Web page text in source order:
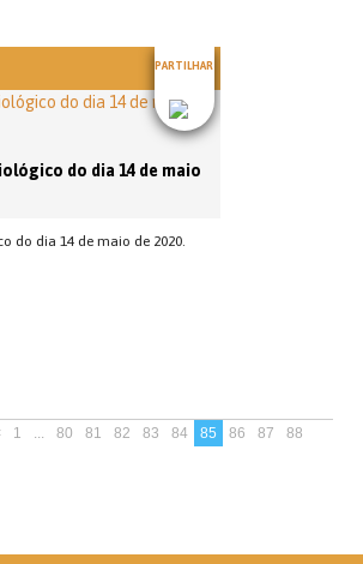
PARTILHAR
do dia 14 de maio
do dia 14 de maio de 2020.
1 ... 80 81 82 83 84 85 86 87
88